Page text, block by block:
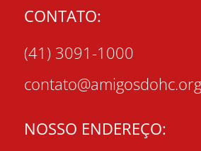
CONTATO:
(41) 3091-1000
NOSSO ENDEREÇO: